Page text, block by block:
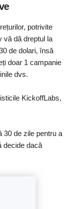
potrivite
vă dă dreptul la
de dolari, însă
doar 1 campanie
dvs.
KickoffLabs,
30 de zile pentru a
decide dacă